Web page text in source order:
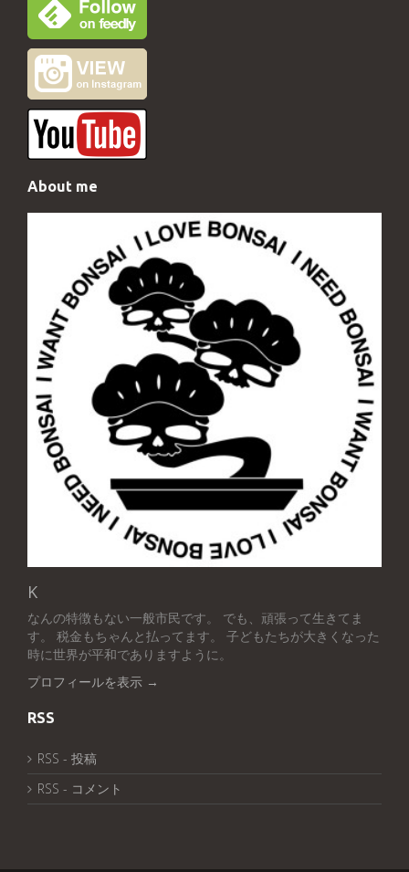
About me
K
なんの特徴もない一般市民です。 でも、頑張って生きてま
す。 税金もちゃんと払ってます。 子どもたちが大きくなった
時に世界が平和でありますように。
プロフィールを表示 →
RSS
RSS - 投稿
RSS - コメント